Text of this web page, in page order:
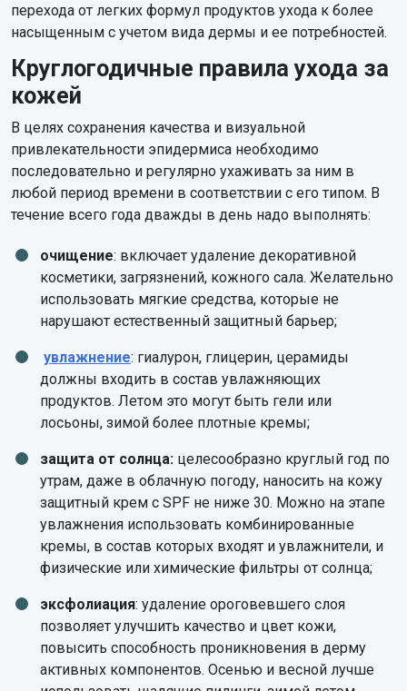
перехода от легких формул продуктов ухода к более
насыщенным с учетом вида дермы и ее потребностей.
Круглогодичные правила ухода за
кожей
В целях сохранения качества и визуальной
привлекательности эпидермиса необходимо
последовательно и регулярно ухаживать за ним в
любой период времени в соответствии с его типом. В
течение всего года дважды в день надо выполнять:
очищение: включает удаление декоративной
косметики, загрязнений, кожного сала. Желательно
использовать мягкие средства, которые не
нарушают естественный защитный барьер;
увлажнение: гиалурон, глицерин, церамиды
должны входить в состав увлажняющих
продуктов. Летом это могут быть гели или
лосьоны, зимой более плотные кремы;
защита от солнца: целесообразно круглый год по
утрам, даже в облачную погоду, наносить на кожу
защитный крем с SPF не ниже 30. Можно на этапе
увлажнения использовать комбинированные
кремы, в состав которых входят и увлажнители, и
физические или химические фильтры от солнца;
эксфолиация: удаление ороговевшего слоя
позволяет улучшить качество и цвет кожи,
повысить способность проникновения в дерму
активных компонентов. Осенью и весной лучше